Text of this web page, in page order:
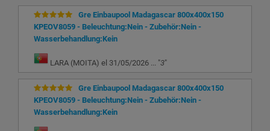
Gre Einbaupool Madagascar 800x400x150
KPEOV8059 - Beleuchtung:Nein - Zubehör:Nein -
Wasserbehandlung:Kein
LARA (MOITA) el 31/05/2026 ... "3"
Gre Einbaupool Madagascar 800x400x150
KPEOV8059 - Beleuchtung:Nein - Zubehör:Nein -
Wasserbehandlung:Kein